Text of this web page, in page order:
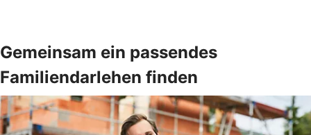
Gemeinsam ein passendes
Familiendarlehen finden